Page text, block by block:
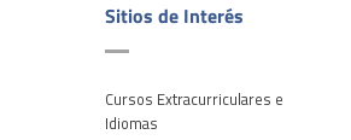
Sitios de Interés
Cursos Extracurriculares e
Idiomas